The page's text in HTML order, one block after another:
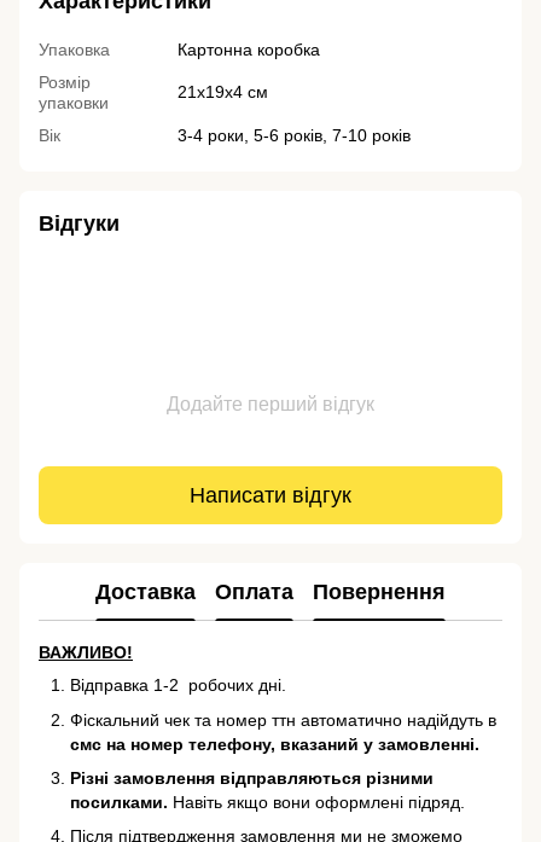
Упаковка
Картонна коробка
Розмір
упаковки
21x19x4 см
Вік 3-4 роки, 5-6 років, 7-10 років
Відгуки
Додайте перший відгук
Написати відгук
Доставка Оплата Повернення
ВАЖЛИВО!
Відправка 1-2 робочих дні.
Фіскальний чек та номер ттн автоматично надійдуть в
смс на номер телефону, вказаний у замовленні.
Різні замовлення відправляються різними
посилками. Навіть якщо вони оформлені підряд.
Після підтвердження замовлення ми не зможемо